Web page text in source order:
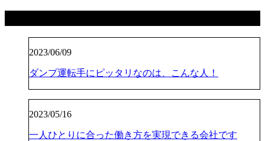
2023/06/09
ダンプ運転手にピッタリなのは、こんな人！
2023/05/16
一人ひとりに合った働き方を実現できる会社です